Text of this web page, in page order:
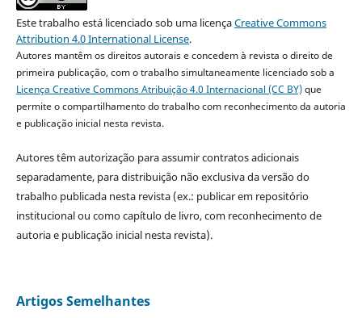
Este trabalho está licenciado sob uma licençaCreative Commons
Attribution 4.0 International License.
Autores mantêm os direitos autorais e concedem à revista o direito de
primeira publicação, com o trabalho simultaneamente licenciado sob a
Licença Creative Commons Atribuição 4.0 Internacional (CC BY)que
permite o compartilhamento do trabalho com reconhecimento da autoria
e publicação inicial nesta revista.
Autores têm autorização para assumir contratos adicionais
separadamente, para distribuição não exclusiva da versão do
trabalho publicada nesta revista (ex.: publicar em repositório
institucional ou como capítulo de livro, com reconhecimento de
autoria e publicação inicial nesta revista).
Artigos Semelhantes